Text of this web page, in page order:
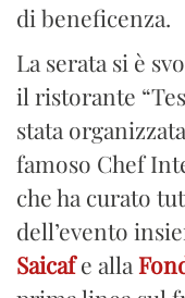
di beneficenza.
La serata si è
il ristorante
stata
famoso Chef
che ha curato
dell’evento
Saicafe alla